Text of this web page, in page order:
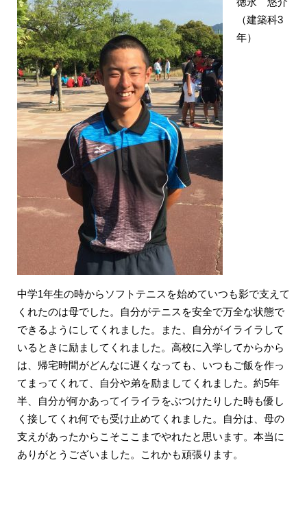
（建築科3
年）
中学1年生の時からソフトテニスを始めていつも影で支えて
くれたのは母でした。自分がテニスを安全で万全な状態で
できるようにしてくれました。また、自分がイライラして
いるときに励ましてくれました。高校に入学してからから
は、帰宅時間がどんなに遅くなっても、いつもご飯を作っ
てまってくれて、自分や弟を励ましてくれました。約5年
半、自分が何かあってイライラをぶつけたりした時も優し
く接してくれ何でも受け止めてくれました。自分は、母の
支えがあったからこそここまでやれたと思います。本当に
ありがとうございました。これかも頑張ります。